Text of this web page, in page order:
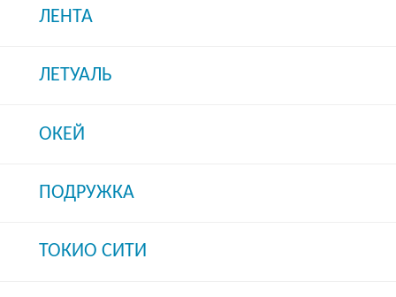
ЛЕНТА
ЛЕТУАЛЬ
ОКЕЙ
ПОДРУЖКА
ТОКИО СИТИ